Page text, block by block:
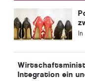
Integration ein